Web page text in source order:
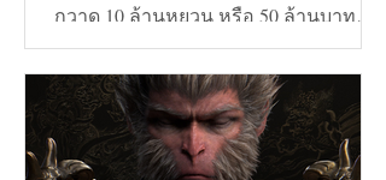
กวาด 10 ล้านหยวน หรือ 50 ล้านบาท
และวันที่ 24 สิงหาคมทะลุ...